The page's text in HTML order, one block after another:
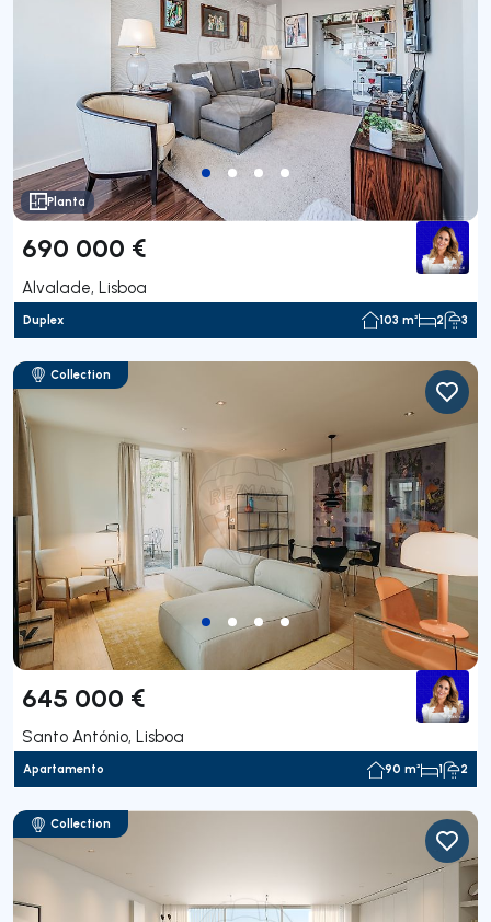
Planta
690 000 €
Alvalade, Lisboa
Duplex 103 m² 2 3
Collection
645 000 €
Santo António, Lisboa
Apartamento 90 m² 1 2
Collection